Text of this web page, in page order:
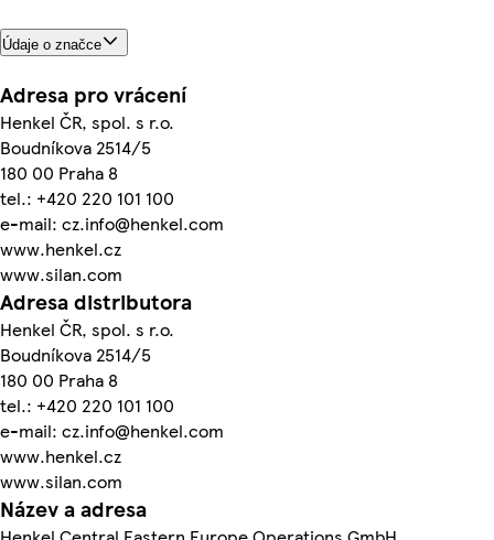
Údaje o značce
Adresa pro vrácení
Henkel ČR, spol. s r.o.
Boudníkova 2514/5
180 00 Praha 8
tel.: +420 220 101 100
e-mail: cz.info@henkel.com
www.henkel.cz
www.silan.com
Adresa distributora
Henkel ČR, spol. s r.o.
Boudníkova 2514/5
180 00 Praha 8
tel.: +420 220 101 100
e-mail: cz.info@henkel.com
www.henkel.cz
www.silan.com
Název a adresa